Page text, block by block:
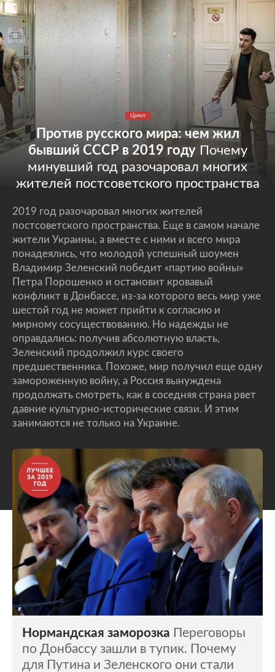
Цикл
Против русского мира: чем жил
бывший СССР в 2019 годуПочему
минувший год разочаровал многих
жителей постсоветского пространства
2019 год разочаровал многих жителей
постсоветского пространства. Еще в самом начале
жители Украины, а вместе с ними и всего мира
понадеялись, что молодой успешный шоумен
Владимир Зеленский победит «партию войны»
Петра Порошенко и остановит кровавый
конфликт в Донбассе, из-за которого весь мир уже
шестой год не может прийти к согласию и
мирному сосуществованию. Но надежды не
оправдались: получив абсолютную власть,
Зеленский продолжил курс своего
предшественника. Похоже, мир получил еще одну
замороженную войну, а Россия вынуждена
продолжать смотреть, как в соседняя страна рвет
давние культурно-исторические связи. И этим
занимаются не только на Украине.
Нормандская заморозка Переговоры
по Донбассу зашли в тупик. Почему
для Путина и Зеленского они стали